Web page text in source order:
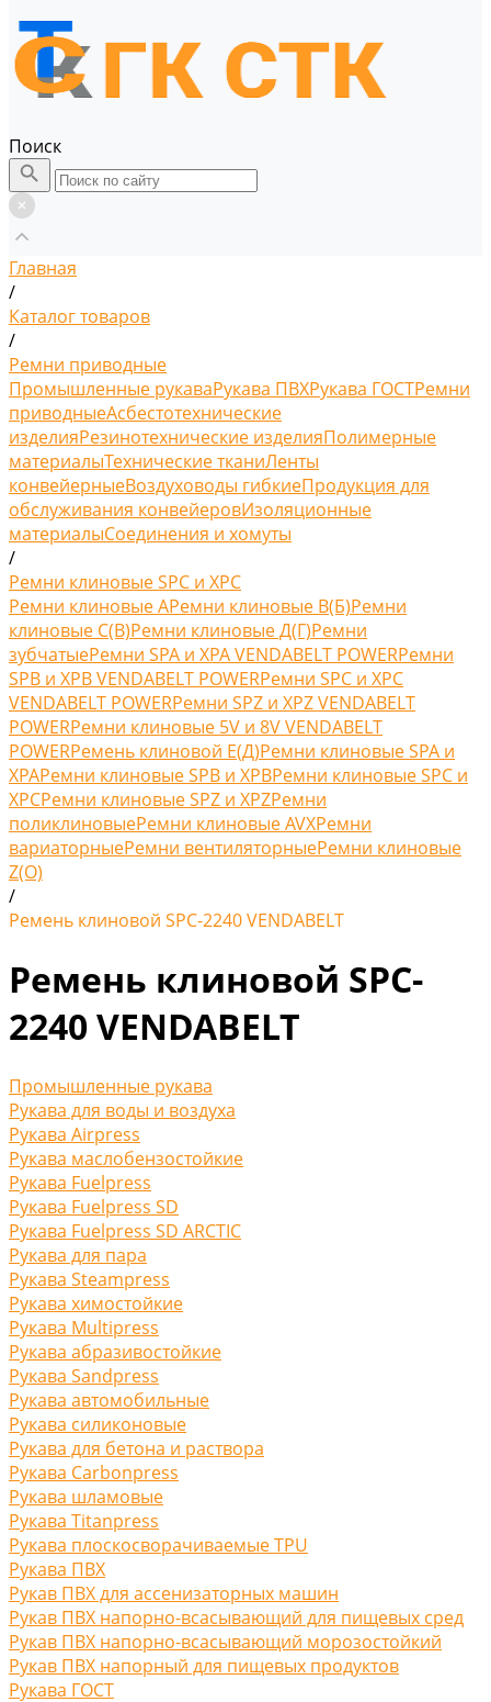
Поиск
Главная
/
Каталог товаров
/
Ремни приводные
Промышленные рукаваРукава ПВХРукава ГОСТРемни
приводныеАсбестотехнические
изделияРезинотехнические изделияПолимерные
материалыТехнические тканиЛенты
конвейерныеВоздуховоды гибкиеПродукция для
обслуживания конвейеровИзоляционные
материалыСоединения и хомуты
/
Ремни клиновые SPC и XPC
Ремни клиновые AРемни клиновые В(Б)Ремни
клиновые С(B)Ремни клиновые Д(Г)Ремни
зубчатыеРемни SPA и XPA VENDABELT POWERРемни
SPB и XPB VENDABELT POWERРемни SPC и XPC
VENDABELT POWERРемни SPZ и XPZ VENDABELT
POWERРемни клиновые 5V и 8V VENDABELT
POWERРемень клиновой Е(Д)Ремни клиновые SPA и
XPAРемни клиновые SPB и XPBРемни клиновые SPC и
XPCРемни клиновые SPZ и XPZРемни
поликлиновыеРемни клиновые AVXРемни
вариаторныеРемни вентиляторныеРемни клиновые
Z(O)
/
Ремень клиновой SPC-2240 VENDABELT
Ремень клиновой SPC-
2240 VENDABELT
Промышленные рукава
Рукава для воды и воздуха
Рукава Airpress
Рукава маслобензостойкие
Рукава Fuelpress
Рукава Fuelpress SD
Рукава Fuelpress SD ARCTIC
Рукава для пара
Рукава Steampress
Рукава химостойкие
Рукава Multipress
Рукава абразивостойкие
Рукава Sandpress
Рукава автомобильные
Рукава силиконовые
Рукава для бетона и раствора
Рукава Carbonpress
Рукава шламовые
Рукава Titanpress
Рукава плоскосворачиваемые TPU
Рукава ПВХ
Рукав ПВХ для ассенизаторных машин
Рукав ПВХ напорно-всасывающий для пищевых сред
Рукав ПВХ напорно-всасывающий морозостойкий
Рукав ПВХ напорный для пищевых продуктов
Рукава ГОСТ